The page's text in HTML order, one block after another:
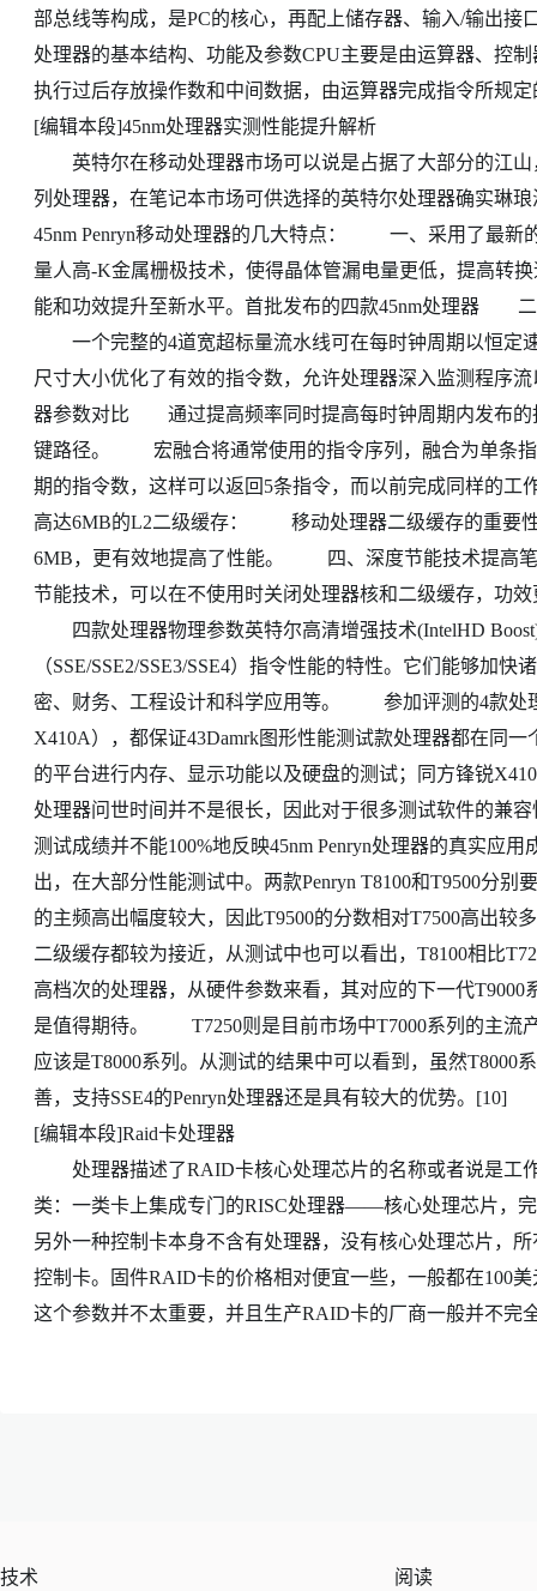
部总线等构成，是PC的核心，再配上储存器、输入/输
处理器的基本结构、功能及参数CPU主要是由运算器、控
执行过后存放操作数和中间数据，由运算器完成指令所规
[编辑本段]45nm处理器实测性能提升解析
英特尔在移动处理器市场可以说是占据了大部分的江山
列处理器，在笔记本市场可供选择的英特尔处理器确实
45nm Penryn移动处理器的几大特点： 一、采用了最
量人高-K金属栅极技术，使得晶体管漏电量更低，提高转
能和功效提升至新水平。首批发布的四款45nm处理器
一个完整的4道宽超标量流水线可在每时钟周期以恒
尺寸大小优化了有效的指令数，允许处理器深入监测程序
器参数对比 通过提高频率同时提高每时钟周期内发布的
键路径。 宏融合将通常使用的指令序列，融合为单条指
期的指令数，这样可以返回5条指令，而以前完成同样
高达6MB的L2二级缓存： 移动处理器二级缓存的重要性
6MB，更有效地提高了性能。 四、深度节能技术提高
节能技术，可以在不使用时关闭处理器核和二级缓存，
四款处理器物理参数英特尔高清增强技术(IntelHD
（SSE/SSE2/SSE3/SSE4）指令性能的特性。它们能够加
密、财务、工程设计和科学应用等。 参加评测的4款处
X410A），都保证43Damrk图形性能测试款处理器都在同
的平台进行内存、显示功能以及硬盘的测试；同方锋锐
处理器问世时间并不是很长，因此对于很多测试软件的兼
测试成绩并不能100%地反映45nm Penryn处理器的真实
出，在大部分性能测试中。两款Penryn T8100和T9500分别
的主频高出幅度较大，因此T9500的分数相对T7500高出
二级缓存都较为接近，从测试中也可以看出，T8100相
高档次的处理器，从硬件参数来看，其对应的下一代T9000
是值得期待。 T7250则是目前市场中T7000系列的主流
应该是T8000系列。从测试的结果中可以看到，虽然
善，支持SSE4的Penryn处理器还是具有较大的优势。[10]
[编辑本段]Raid卡处理器
处理器描述了RAID卡核心处理芯片的名称或者说是工
类：一类卡上集成专门的RISC处理器——核心处理芯片，
另外一种控制卡本身不含有处理器，没有核心处理芯片，
控制卡。固件RAID卡的价格相对便宜一些，一般都在100
这个参数并不太重要，并且生产RAID卡的厂商一般并不完
技术 阅读